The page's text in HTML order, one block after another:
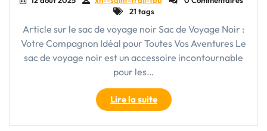
21 tags
Article sur le sac de voyage noir Sac de Voyage Noir :
Votre Compagnon Idéal pour Toutes Vos Aventures Le
sac de voyage noir est un accessoire incontournable
pour les…
Lire la suite"Élégance
intemporelle
: